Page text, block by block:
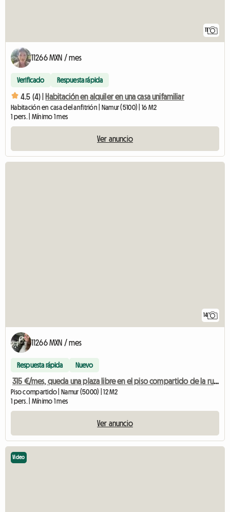
11
11266 MXN / mes
Verificado Respuesta rápida
4.5 (4) | Habitación en alquiler en una casa unifamiliar
Habitación en casa del anfitrión | Namur (5100) | 16 M2
1 pers. | Mínimo 1 mes
Ver anuncio
14
11266 MXN / mes
Respuesta rápida Nuevo
315 €/mes, queda una plaza libre en el piso compartido de la rue de Coquele
Piso compartido | Namur (5000) | 12 M2
1 pers. | Mínimo 1 mes
Ver anuncio
Video